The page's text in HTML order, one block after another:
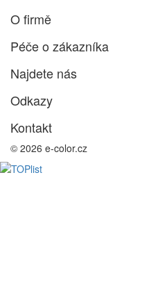
O firmě
Péče o zákazníka
Najdete nás
Odkazy
Kontakt
© 2026 e-color.cz